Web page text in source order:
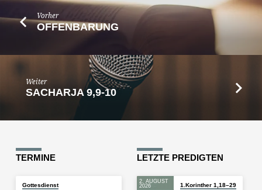
Vorher
OFFENBARUNG
Weiter
SACHARJA 9,9-10
TERMINE
Gottesdienst
LETZTE PREDIGTEN
2. AUGUST
2026
1.Korinther 1,18–29